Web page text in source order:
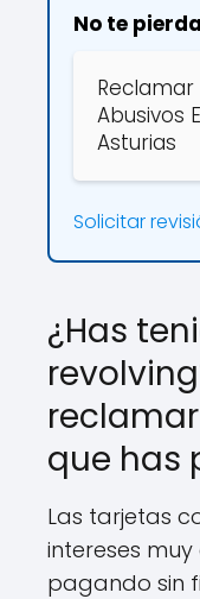
No te
Abusivos
Asturias
Solicitar
¿Has
que has
Las tarjetas
intereses
pagando sin